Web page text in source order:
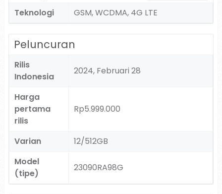
Teknologi GSM, WCDMA, 4G LTE
Peluncuran
Rilis
Indonesia
2024, Februari 28
Harga
pertama
rilis
Rp5.999.000
Varian
12/512GB
Model
(tipe)
23090RA98G